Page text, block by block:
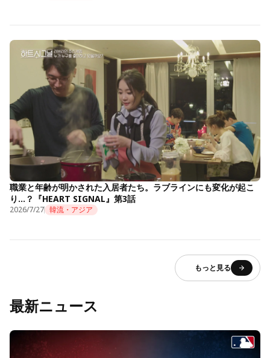
職業と年齢が明かされた入居者たち。ラブラインにも変化が起こ
り…？『HEART SIGNAL』第3話
2026/7/27 韓流・アジア
もっと見る
最新ニュース